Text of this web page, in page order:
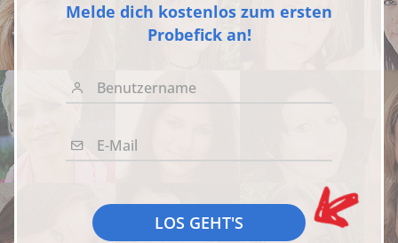
Melde dich kostenlos zum ersten
Probefick an!
Benutzername
E-Mail
LOS GEHT'S